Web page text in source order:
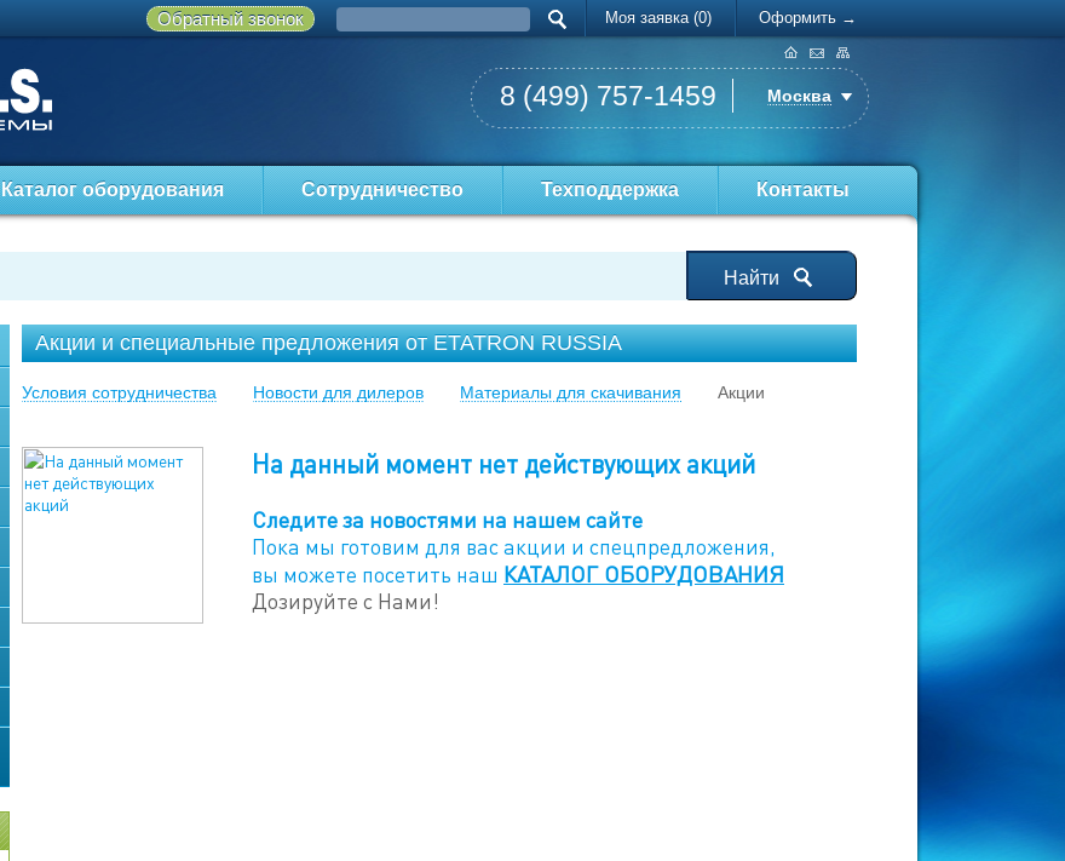
Моя заявка (0) Оформить →
Обратный звонок
Каталог оборудования Сотрудничество Техподдержка Контакты
8 (499) 757-1459 Москва
Найти
Акции и специальные предложения от ETATRON RUSSIA
Условия сотрудничества Новости для дилеров Материалы для скачивания Акции
На данный момент нет действующих акций
Следите за новостями на нашем сайте
Пока мы готовим для вас акции и спецпредложения,
вы можете посетить наш КАТАЛОГ ОБОРУДОВАНИЯ
Дозируйте с Нами!